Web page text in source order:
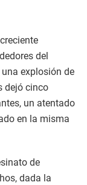
del
explosión de
dejó cinco
un atentado
en la misma
de
dada la